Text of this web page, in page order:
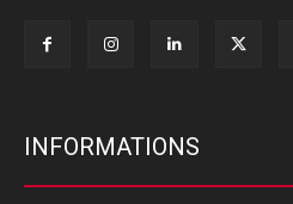
INFORMATIONS